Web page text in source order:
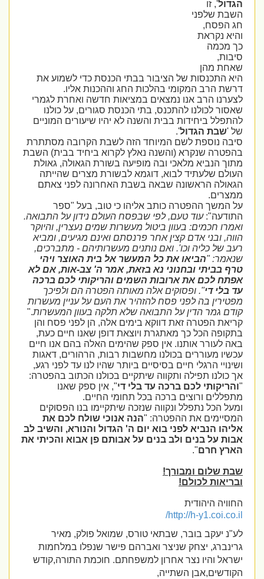
הגדול', זו
השבת שלפני
חג הפסח,
והיא נקראת
כך מכמה
סיבות,
שאחת מהן
היא התכנסות של הציבור בבתי הכנסת כדי לשמוע את
דרשת הרב המקומי בהלכות החג וההכנות אליו.
לצערנו הרב אנו נמצאים במציאות חדשה ואחרת לגמרי
שאסור לכולנו להתכנס, בתי הכנסת סגורים, על כולנו
להתפלל ביחידות בבית והשנה לא יהיו שיעורים המוניים
של 'שבת הגדול'.
סיבה נוספת לשם המיוחד הזה לשבת הקרובה מסתתרת
בהפטרה שנקרא (והשנה נאלץ לקרוא ביחיד בבית) השבת
מתוך הנביא מלאכי ובה מופיעה בשורת הגאולה, גאולת
העולם שלעתיד לבוא, דוגמא לבשורת מצרים שהייתה
הגאולה הראשונה שבאה בשבת האחרונה לפני צאתם
ממצרים.
על המשך ההפטרה כותב אליהו כי טוב, בעל "ספר
התודעה":עוד טעם, לפי שבפסח העולם נידון על התבואה.
ואמרו חכמים: בעוון ביטול מעשרות שמים נעצרין, והיוקר
הווה, ובני אדם קצין אחר פרנסתם ואינם מגיעים, ומביא
רעב של כליה וכו'. ואם נותנים מעשרותיהם - מתברכים,
שנאמר: "הביאו את כל המעשר אל בית האוצר ויהי
טרף בביתי ובחנוני נא בזאת, אמר ה' צב-אות, אם לא
אפתח לכם את ארובות השמים והריקותי לכם ברכה
עד בלי די ". ופסוקים אלה מאותה הפטרה הם ולפיכך
מפטירין בה לפני פסח להזהיר את העם על עניין מעשרות
קודם גמר הדין על התבואה שלא תלקה בעוון המעשרות."
קריאת הפטרה זאת דווקא בימים אלה, הן לפני פסח והן
בתקופה הכל כך מאתגרת ויוצאת דופן שאנו חיים כעת,
באה לעורר אותנו. אין ספק שהימים האלה בהם אנו חיים
עכשיו מעוררים בכולנו מחשבות רבות, הרהורים, דאגות
ושינויי הרגלי חיים בסיסיים ביותר שהיו לנו עד לפני רגע,
אך כולנו תפילה ותקווה שיתקיים בכולנו הכתוב בהפטרה:
והריקותי לכם ברכה עד בלי די ", אין ספק שאנו
מתפללים ורוצים ברכה בכל תחומי החיים.
ומעל הכל נתפלל ונקווה שנזכה שיתקיימו בנו הפסוקים
המסיימים את ההפטרה: "הנה אנוכי שולח לכם את
אליהו הנביא לפני בוא יום ה' הגדול והנורא, והשיב לב
אבות על בנים ולב בנים על אבותם פן אבוא והכיתי את
הארץ חרם".
שבת שלום ומבורך!
ובריאות לכולם!
החוויה היהודית
http://h-y1.coi.co.il
/
לע"נ יעקב בובר, שבתאי טורס, שמואל פולק, מאיר
גרינברג, יצחק שניצר ואברהם פישר שנפלו במלחמות
ישראל והיו נצר אחרון למשפחתם.חוכמת התורה,קודש
הקודשים,אבן השתייה,